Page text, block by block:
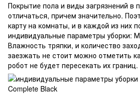
Покрытие пола и виды загрязнений в
отличаться, причем значительно.
карту на комнаты, и в каждой из них
индивидуальные параметры уборки:
Влажность тряпки, и количество
заезжать не стоит можно отметить
робот не будет пересекать их границ.